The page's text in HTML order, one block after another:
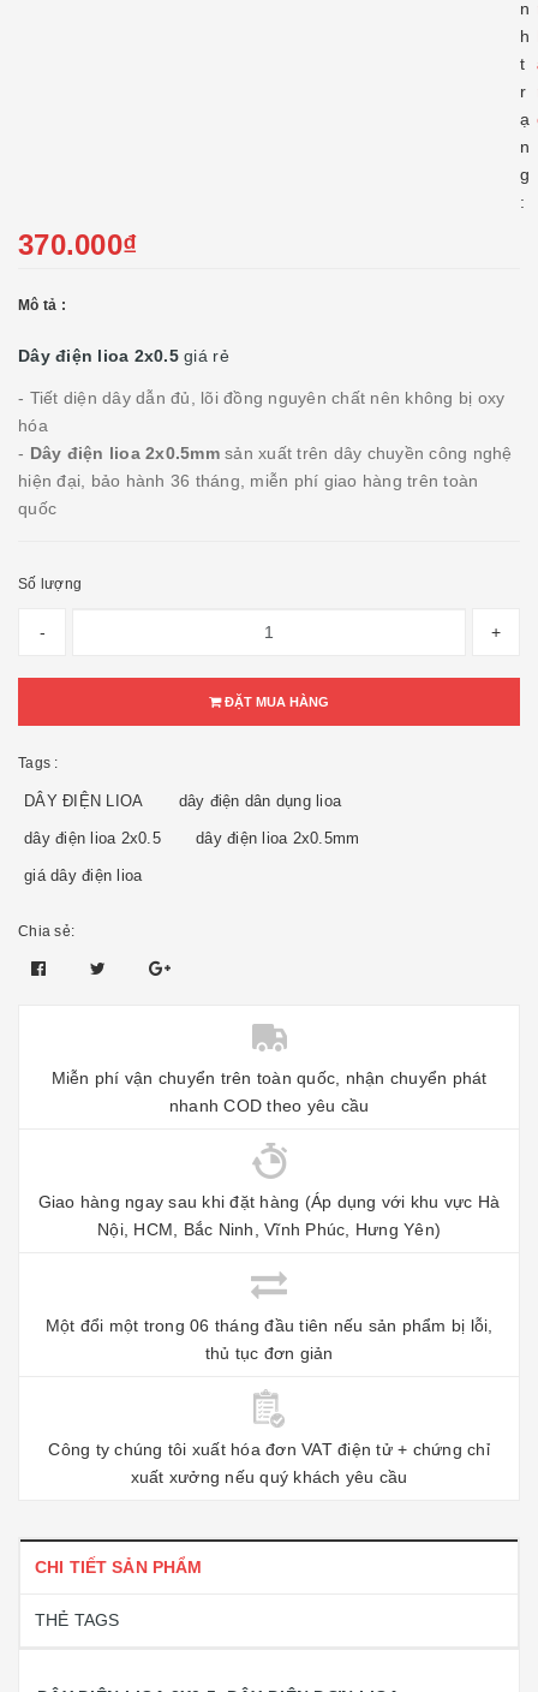
n
h
t
r
ạ
n
g
:
370.000₫
Mô tả :
Dây điện lioa 2x0.5giá rẻ
- Tiết diện dây dẫn đủ, lõi đồng nguyên chất nên không bị oxy
hóa
- Dây điện lioa 2x0.5mmsản xuất trên dây chuyền công nghệ
hiện đại, bảo hành 36 tháng, miễn phí giao hàng trên toàn
quốc
Số lượng
- +
ĐẶT MUA HÀNG
Tags :
DÂY ĐIỆN LIOA dây điện dân dụng lioa
dây điện lioa 2x0.5 dây điện lioa 2x0.5mm
giá dây điện lioa
Chia sẻ:
Miễn phí vận chuyển trên toàn quốc, nhận chuyển phát
nhanh COD theo yêu cầu
Giao hàng ngay sau khi đặt hàng (Áp dụng với khu vực Hà
Nội, HCM, Bắc Ninh, Vĩnh Phúc, Hưng Yên)
Một đổi một trong 06 tháng đầu tiên nếu sản phẩm bị lỗi,
thủ tục đơn giản
Công ty chúng tôi xuất hóa đơn VAT điện tử + chứng chỉ
xuất xưởng nếu quý khách yêu cầu
CHI TIẾT SẢN PHẨM
THẺ TAGS